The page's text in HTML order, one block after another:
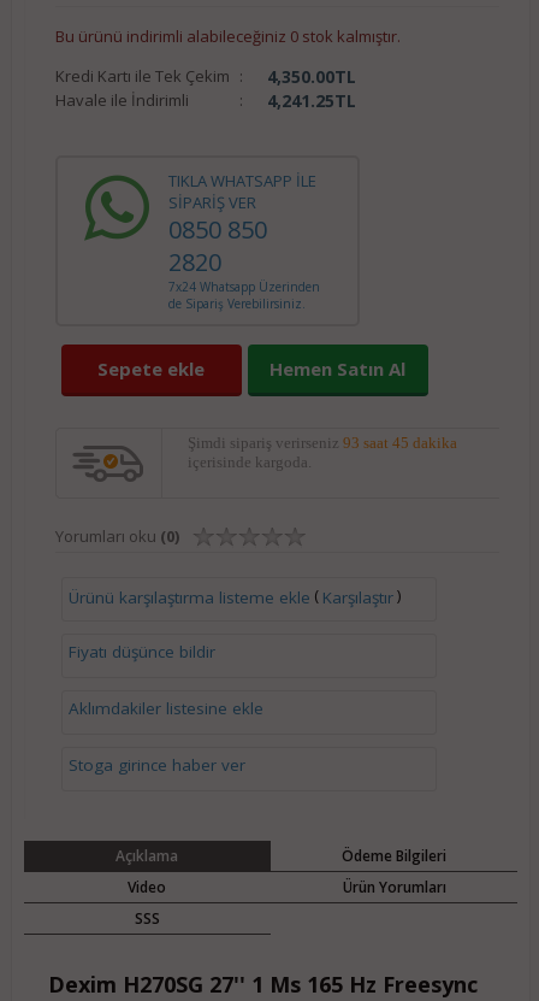
Bu ürünü indirimli alabileceğiniz 0 stok kalmıştır.
Kredi Kartı ile Tek Çekim : 4,350.00TL
Havale ile İndirimli : 4,241.25TL
TIKLA WHATSAPP İLE
SİPARİŞ VER
0850 850
2820
7x24 Whatsapp Üzerinden
de Sipariş Verebilirsiniz.
Sepete ekle Hemen Satın Al
Şimdi sipariş verirseniz 93 saat 45 dakika
içerisinde kargoda.
Yorumları oku (0)
Ürünü karşılaştırma listeme ekle ( Karşılaştır)
Fiyatı düşünce bildir
Aklımdakiler listesine ekle
Stoga girince haber ver
Açıklama
Ödeme Bilgileri
Video
Ürün Yorumları
SSS
Dexim H270SG 27'' 1 Ms 165 Hz Freesync